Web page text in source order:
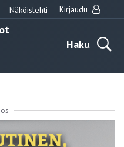
Näköislehti Kirjaudu
Haku